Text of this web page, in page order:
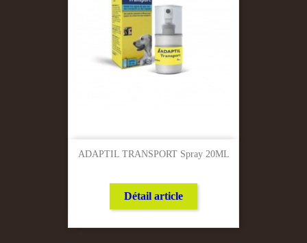
ADAPTIL TRANSPORT Spray 20ML
Détail article